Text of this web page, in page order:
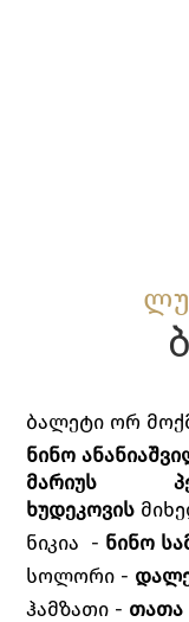
ბალეტი ორ
ნინო
მარიუს
ხუდეკოვის
ნიკია - ნინო
სოლორი -
ჰამზათი - თათა